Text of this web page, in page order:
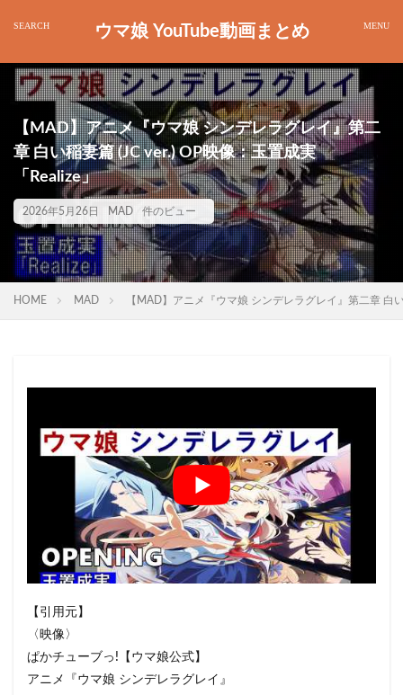
ウマ娘 YouTube動画まとめ
【MAD】アニメ『ウマ娘 シンデレラグレイ』第二
章 白い稲妻篇 (JC ver.) OP映像：玉置成実
「Realize」
2026年5月26日 MAD 件のビュー
HOME MAD 【MAD】アニメ『ウマ娘 シンデレラグレイ』第二章 白
【引用元】
〈映像〉
ぱかチューブっ!【ウマ娘公式】
アニメ『ウマ娘 シンデレラグレイ』